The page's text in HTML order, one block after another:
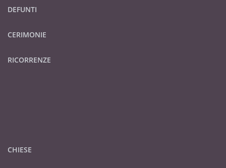
DEFUNTI
CERIMONIE
RICORRENZE
CHIESE